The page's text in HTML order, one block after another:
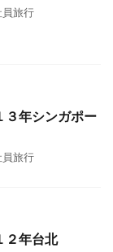
員旅行
年シンガポー
員旅行
年台北